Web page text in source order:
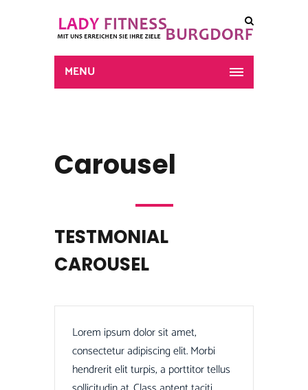
MENU
Carousel
TESTMONIAL
CAROUSEL
Lorem ipsum dolor sit amet,
consectetur adipiscing elit. Morbi
hendrerit elit turpis, a porttitor tellus